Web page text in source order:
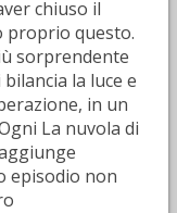
chiuso il
proprio questo.
sorprendente
la luce e
in un
La nuvola di
episodio non